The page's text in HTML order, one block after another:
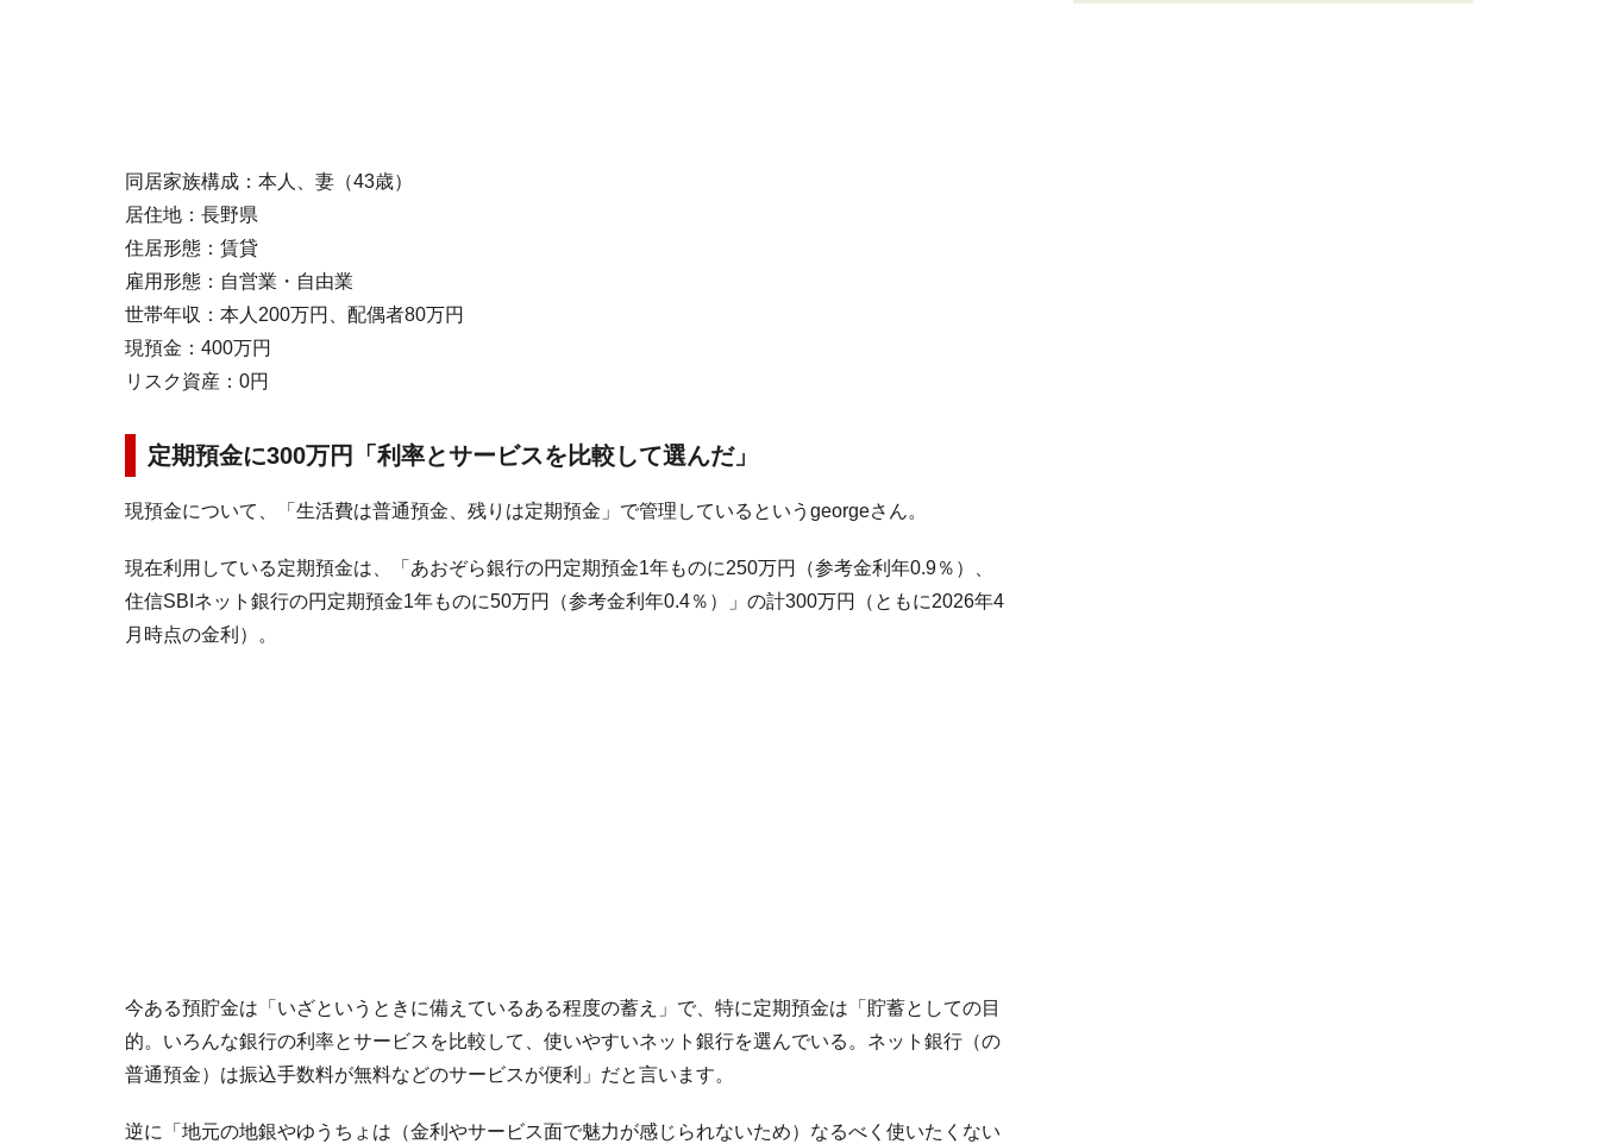
同居家族構成：本人、妻（43歳）
居住地：長野県
住居形態：賃貸
雇用形態：自営業・自由業
世帯年収：本人200万円、配偶者80万円
現預金：400万円
リスク資産：0円
定期預金に300万円「利率とサービスを比較して選んだ」
現預金について、「生活費は普通預金、残りは定期預金」で管理しているというgeorgeさん。
現在利用している定期預金は、「あおぞら銀行の円定期預金1年ものに250万円（参考金利年0.9％）、
住信SBIネット銀行の円定期預金1年ものに50万円（参考金利年0.4％）」の計300万円（ともに2026年4
月時点の金利）。
今ある預貯金は「いざというときに備えているある程度の蓄え」で、特に定期預金は「貯蓄としての目
的。いろんな銀行の利率とサービスを比較して、使いやすいネット銀行を選んでいる。ネット銀行（の
普通預金）は振込手数料が無料などのサービスが便利」だと言います。
逆に「地元の地銀やゆうちょは（金利やサービス面で魅力が感じられないため）なるべく使いたくない